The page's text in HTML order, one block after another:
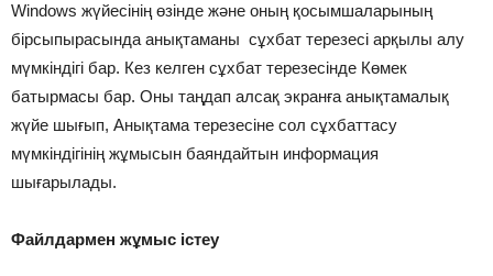
Windows жүйесінің өзінде және оның қосымшаларының
бірсыпырасында анықтаманы сұхбат терезесі арқылы алу
мүмкіндігі бар. Кез келген сұхбат терезесінде Көмек
батырмасы бар. Оны таңдап алсақ экранға анықтамалық
жүйе шығып, Анықтама терезесіне сол сұхбаттасу
мүмкіндігінің жұмысын баяндайтын информация
шығарылады.
Файлдармен жұмыс істеу